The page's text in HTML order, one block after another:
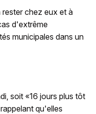
rester chez eux et à
d'extrême
municipales dans un
soit «16 jours plus tôt
qu'elles